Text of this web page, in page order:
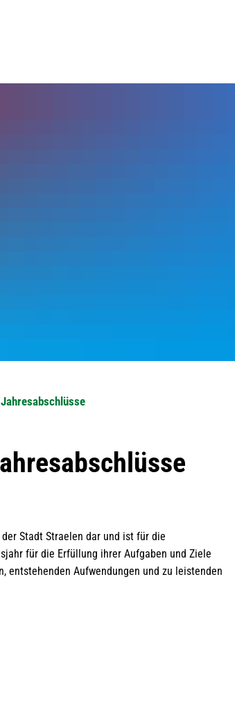
Stadt Straelen dar und ist für die
für die Erfüllung ihrer Aufgaben und Ziele
entstehenden Aufwendungen und zu leistenden